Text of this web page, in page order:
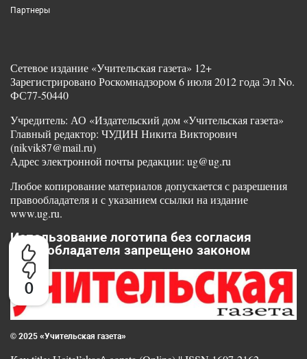
0
Партнеры
Сетевое издание «Учительская газета» 12+
Зарегистрировано Роскомнадзором 6 июля 2012 года Эл No.
ФС77-50440
Учредитель: АО «Издательский дом «Учительская газета»
Главный редактор: ЧУДИН Никита Викторович
(nikvik87@mail.ru)
Адрес электронной почты редакции: ug@ug.ru
Любое копирование материалов допускается с разрешения
правообладателя и с указанием ссылки на издание
www.ug.ru.
Использование логотипа без согласия
правообладателя запрещено законом
© 2025 «Учительская газета»